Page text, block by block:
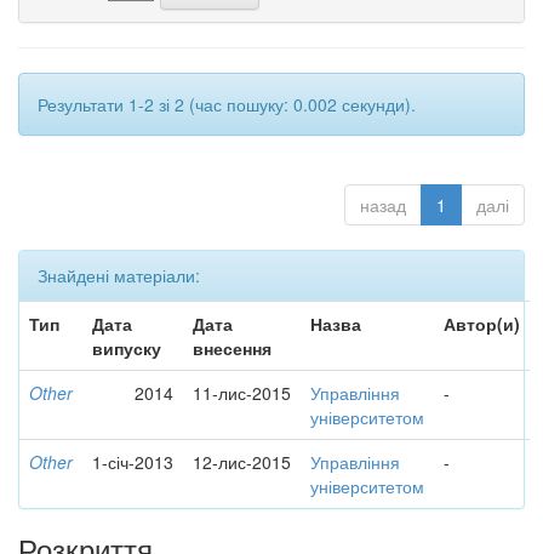
Результати 1-2 зі 2 (час пошуку: 0.002 секунди).
назад 1 далі
Знайдені матеріали:
Тип
Дата
випуску
Дата
внесення
Назва Автор(и)
Other 2014 11-лис-2015
Управління
університетом
-
Other 1-січ-2013 12-лис-2015
Управління
університетом
-